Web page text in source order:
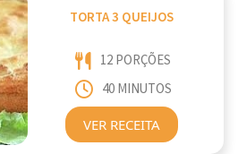
TORTA 3 QUEIJOS
12 PORÇÕES
40 MINUTOS
VER RECEITA